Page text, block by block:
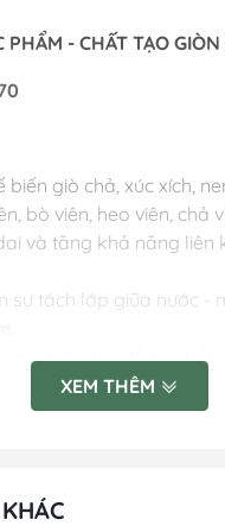
PHẨM - CHẤT TẠO
biến giò chả, xúc xích,
bò viên, heo viên, chả
và tăng khả năng liên
sự tách lớp giữa nước -
giữ nước tốt, đồng nhất
cấu trúc giòn chắc, giảm
XEM THÊM